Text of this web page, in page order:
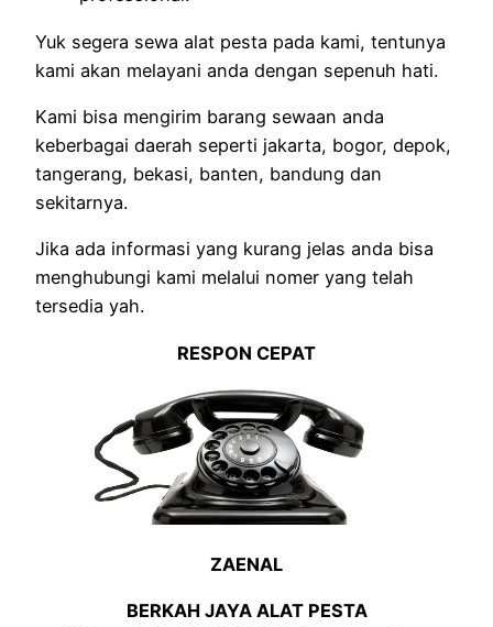
Yuk segera sewa alat pesta pada kami, tentunya
kami akan melayani anda dengan sepenuh hati.
Kami bisa mengirim barang sewaan anda
keberbagai daerah seperti jakarta, bogor, depok,
tangerang, bekasi, banten, bandung dan
sekitarnya.
Jika ada informasi yang kurang jelas anda bisa
menghubungi kami melalui nomer yang telah
tersedia yah.
RESPON CEPAT
ZAENAL
BERKAH JAYA ALAT PESTA